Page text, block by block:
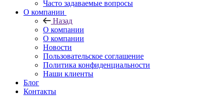
Часто задаваемые вопросы
О компании
Назад
О компании
О компании
Новости
Пользовательское соглашение
Политика конфиденциальности
Наши клиенты
Блог
Контакты